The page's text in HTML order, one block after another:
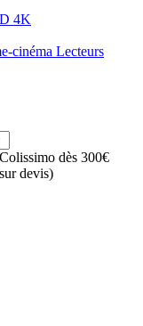
4K
cinéma Lecteurs
dès 300€
devis)